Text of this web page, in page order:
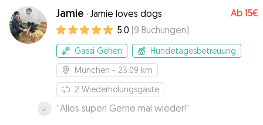
wie zuhause gefühlt bei den Hundesittern :) War
alles top! Wir merken uns das für unseren
nächsten Besuch in München😊”
Jamie · Jamie loves dogs Ab 15€
5.0 (9 Buchungen)
Gassi Gehen
Hundetagesbetreuung
München - 23.09 km
2 Wiederholungsgäste
“Alles super! Gerne mal wieder!”